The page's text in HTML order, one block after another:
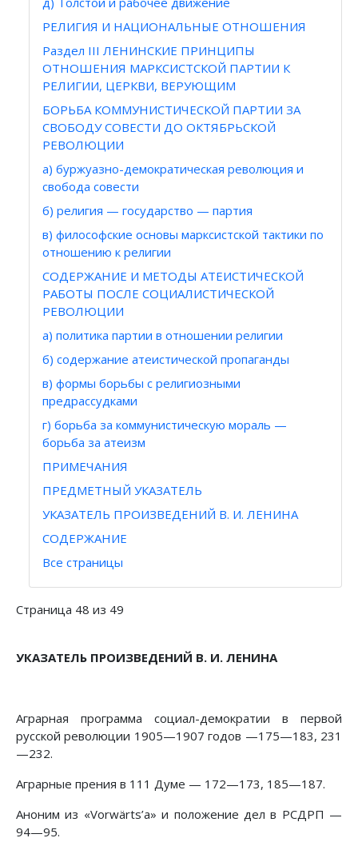
РЕЛИГИЯ И НАЦИОНАЛЬНЫЕ ОТНОШЕНИЯ
Раздел III ЛЕНИНСКИЕ ПРИНЦИПЫ
ОТНОШЕНИЯ МАРКСИСТСКОЙ ПАРТИИ К
РЕЛИГИИ, ЦЕРКВИ, ВЕРУЮЩИМ
БОРЬБА КОММУНИСТИЧЕСКОЙ ПАРТИИ ЗА
СВОБОДУ СОВЕСТИ ДО ОКТЯБРЬСКОЙ
РЕВОЛЮЦИИ
а) буржуазно-демократическая революция и
свобода совести
б) религия — государство — партия
в) философские основы марксистской тактики по
отношению к религии
СОДЕРЖАНИЕ И МЕТОДЫ АТЕИСТИЧЕСКОЙ
РАБОТЫ ПОСЛЕ СОЦИАЛИСТИЧЕСКОЙ
РЕВОЛЮЦИИ
а) политика партии в отношении религии
б) содержание атеистической пропаганды
в) формы борьбы с религиозными
предрассудками
г) борьба за коммунистическую мораль —
борьба за атеизм
ПРИМЕЧАНИЯ
ПРЕДМЕТНЫЙ УКАЗАТЕЛЬ
УКАЗАТЕЛЬ ПРОИЗВЕДЕНИЙ В. И. ЛЕНИНА
СОДЕРЖАНИЕ
Все страницы
Страница 48 из 49
УКАЗАТЕЛЬ ПРОИЗВЕДЕНИЙ В. И. ЛЕНИНА
Аграрная программа социал-демократии в первой
русской революции 1905—1907 годов —175—183, 231
—232.
Аграрные прения в 111 Думе — 172—173, 185—187.
Аноним из «Vorwärts’a» и положение дел в РСДРП —
94—95.